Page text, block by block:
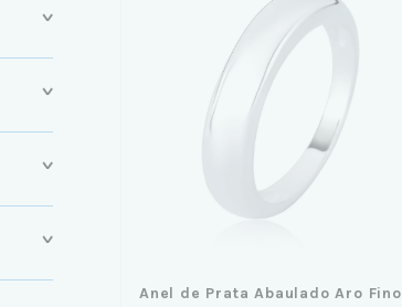
Anel de Prata Abaulado Aro Fino